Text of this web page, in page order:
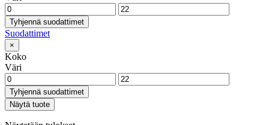
Tyhjennä suodattimet
Suodattimet
×
Koko
Väri
Tyhjennä suodattimet
Näytä tuote